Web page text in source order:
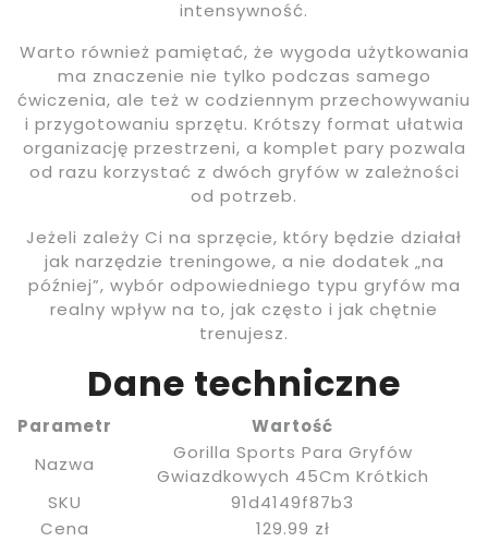
intensywność.
Warto również pamiętać, że wygoda użytkowania
ma znaczenie nie tylko podczas samego
ćwiczenia, ale też w codziennym przechowywaniu
i przygotowaniu sprzętu. Krótszy format ułatwia
organizację przestrzeni, a komplet pary pozwala
od razu korzystać z dwóch gryfów w zależności
od potrzeb.
Jeżeli zależy Ci na sprzęcie, który będzie działał
jak narzędzie treningowe, a nie dodatek „na
później”, wybór odpowiedniego typu gryfów ma
realny wpływ na to, jak często i jak chętnie
trenujesz.
Dane techniczne
Parametr
Wartość
Nazwa
Gorilla Sports Para Gryfów
Gwiazdkowych 45Cm Krótkich
SKU
91d4149f87b3
Cena
129.99 zł